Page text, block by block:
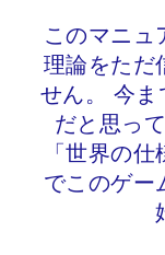
このマニュ
理論をただ
せん。 今ま
だと思っ
「世界の
でこのゲー